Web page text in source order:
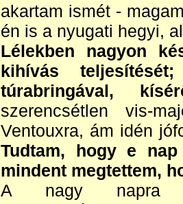
akartam ismét -
én is a nyugati hegyi,
Lélekben nagyon
kihívás
túrabringával,
szerencsétlen vis-
Ventouxra, ám idén
Tudtam, hogy e nap
mindent megtettem,
A nagy napra